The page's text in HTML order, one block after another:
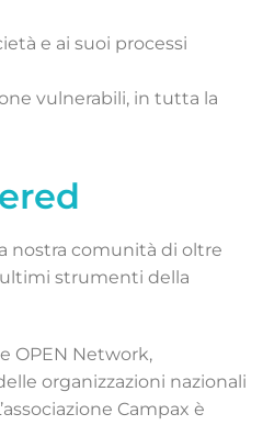
e ai suoi processi
vulnerabili, in tutta la
nostra comunità di oltre
strumenti della
OPEN Network,
organizzazioni nazionali
Campax è